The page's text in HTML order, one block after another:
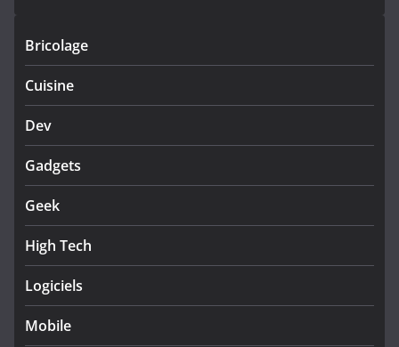
Bricolage
Cuisine
Dev
Gadgets
Geek
High Tech
Logiciels
Mobile